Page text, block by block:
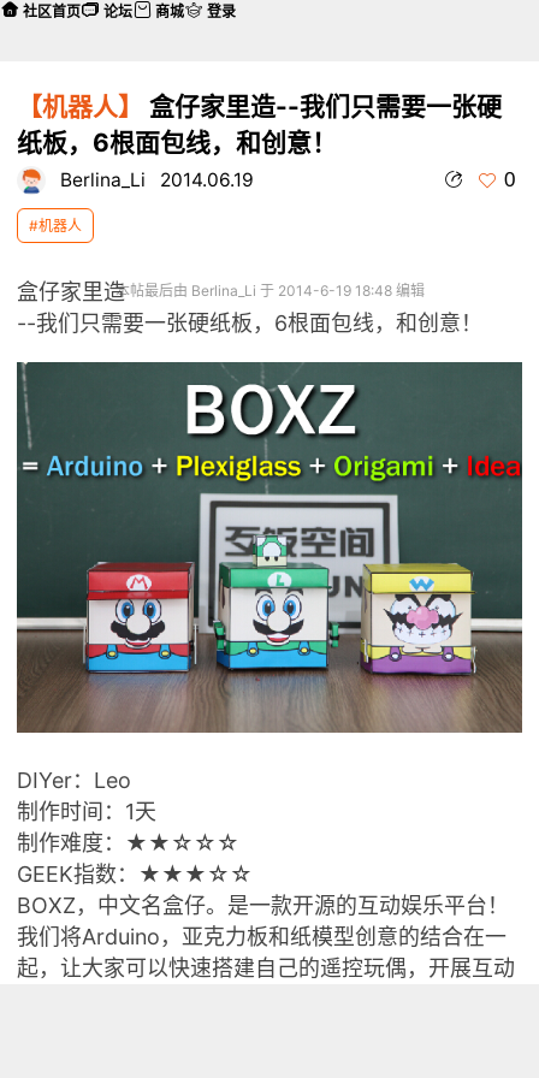
【机器人】
盒仔家里造--我们只需要一张硬
纸板，6根面包线，和创意！
Berlina_Li 2014.06.19 0
#机器人
本帖最后由 Berlina_Li 于 2014-6-19 18:48 编辑
盒仔家里造
--我们只需要一张硬纸板，6根面包线，和创意！
DIYer：Leo
制作时间：1天
制作难度：★★☆☆☆
GEEK指数：★★★☆☆
BOXZ，中文名盒仔。是一款开源的互动娱乐平台！
我们将Arduino，亚克力板和纸模型创意的结合在一
起，让大家可以快速搭建自己的遥控玩偶，开展互动
社区首页 论坛 商城 登录